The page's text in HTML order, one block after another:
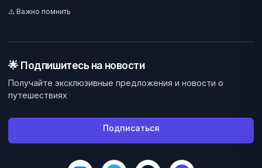
⚠️ Важно помнить
🌟 Подпишитесь на новости
Получайте эксклюзивные предложения и новости о
путешествиях
Подписаться